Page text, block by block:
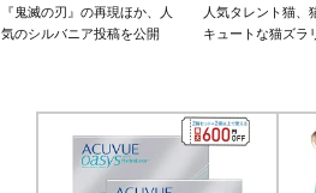
『鬼滅の刃』の再現ほか、人
気のシルバニア投稿を公開
人気タレント猫
キュートな猫ズラ